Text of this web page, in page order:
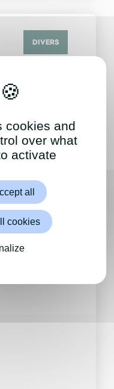
Légion
pour
le devoir de
DIVERS
cookies and
over what
activate
all
cookies